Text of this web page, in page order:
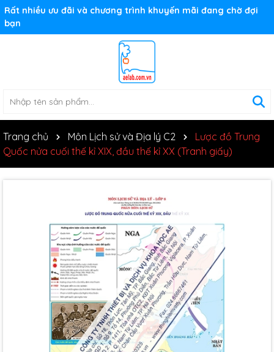
Rất nhiều ưu đãi và chương trình khuyến mãi đang chờ đợi
bạn
Trang chủ Môn Lịch sử và Địa lý C2
Lược đồ Trung
Quốc nửa cuối thế kỉ XIX, đầu thế kỉ XX (Tranh giấy)